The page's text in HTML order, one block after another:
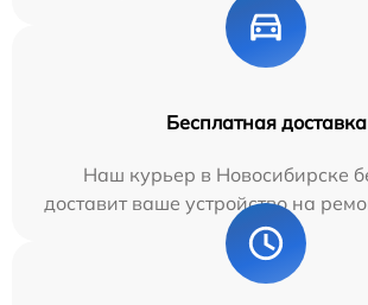
Бесплатная доставка
Наш курьер в Новосибирске
доставит ваше устройство на